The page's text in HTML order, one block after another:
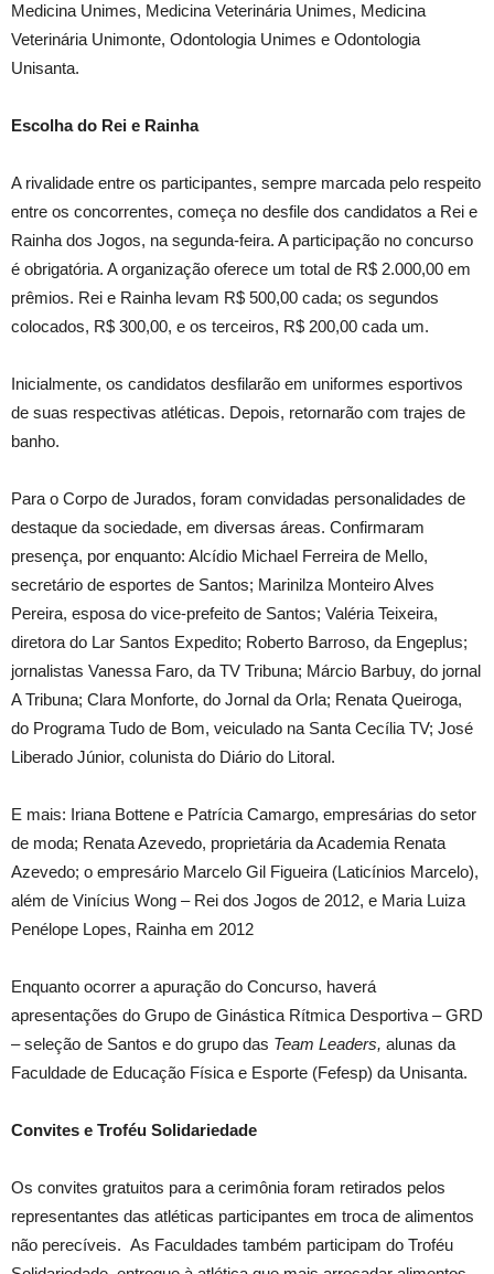
Medicina Unimes, Medicina Veterinária Unimes, Medicina
Veterinária Unimonte, Odontologia Unimes e Odontologia
Unisanta.
Escolha do Rei e Rainha
A rivalidade entre os participantes, sempre marcada pelo respeito
entre os concorrentes, começa no desfile dos candidatos a Rei e
Rainha dos Jogos, na segunda-feira. A participação no concurso
é obrigatória. A organização oferece um total de R$ 2.000,00 em
prêmios. Rei e Rainha levam R$ 500,00 cada; os segundos
colocados, R$ 300,00, e os terceiros, R$ 200,00 cada um.
Inicialmente, os candidatos desfilarão em uniformes esportivos
de suas respectivas atléticas. Depois, retornarão com trajes de
banho.
Para o Corpo de Jurados, foram convidadas personalidades de
destaque da sociedade, em diversas áreas. Confirmaram
presença, por enquanto: Alcídio Michael Ferreira de Mello,
secretário de esportes de Santos; Marinilza Monteiro Alves
Pereira, esposa do vice-prefeito de Santos; Valéria Teixeira,
diretora do Lar Santos Expedito; Roberto Barroso, da Engeplus;
jornalistas Vanessa Faro, da TV Tribuna; Márcio Barbuy, do jornal
A Tribuna; Clara Monforte, do Jornal da Orla; Renata Queiroga,
do Programa Tudo de Bom, veiculado na Santa Cecília TV; José
Liberado Júnior, colunista do Diário do Litoral.
E mais: Iriana Bottene e Patrícia Camargo, empresárias do setor
de moda; Renata Azevedo, proprietária da Academia Renata
Azevedo; o empresário Marcelo Gil Figueira (Laticínios Marcelo),
além de Vinícius Wong – Rei dos Jogos de 2012, e Maria Luiza
Penélope Lopes, Rainha em 2012
Enquanto ocorrer a apuração do Concurso, haverá
apresentações do Grupo de Ginástica Rítmica Desportiva – GRD
– seleção de Santos e do grupo das Team Leaders, alunas da
Faculdade de Educação Física e Esporte (Fefesp) da Unisanta.
Convites e Troféu Solidariedade
Os convites gratuitos para a cerimônia foram retirados pelos
representantes das atléticas participantes em troca de alimentos
não perecíveis. As Faculdades também participam do Troféu